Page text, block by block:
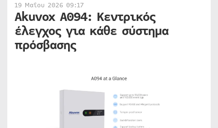
19 Μαΐου 2026 09:17
Akuvox A094: Κεντρικός
έλεγχος για κάθε σύστημα
πρόσβασης